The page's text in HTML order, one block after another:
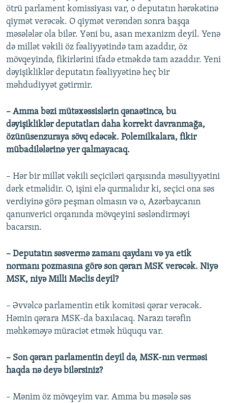
ötrü parlament komissiyası var, o deputatın hərəkətinə
qiymət verəcək. O qiymət verəndən sonra başqa
məsələlər ola bilər. Yəni bu, asan mexanizm deyil. Yenə
də millət vəkili öz fəaliyyətində tam azaddır, öz
mövqeyində, fikirlərini ifadə etməkdə tam azaddır. Yeni
dəyişikliklər deputatın fəaliyyətinə heç bir
məhdudiyyət gətirmir.
– Amma bəzi mütəxəssislərin qənaətincə, bu
dəyişikliklər deputatları daha korrekt davranmağa,
özünüsenzuraya sövq edəcək. Polemilkalara, fikir
mübadilələrinə yer qalmayacaq.
– Hər bir millət vəkili seçiciləri qarşısında məsuliyyətini
dərk etməlidir. O, işini elə qurmalıdır ki, seçici ona səs
verdiyinə görə peşman olmasın və o, Azərbaycanın
qanunverici orqanında mövqeyini səsləndirməyi
bacarsın.
– Deputatın səsvermə zamanı qaydanı və ya etik
normanı pozmasına görə son qərarı MSK verəcək. Niyə
MSK, niyə Milli Məclis deyil?
– Əvvəlcə parlamentin etik komitəsi qərar verəcək.
Həmin qərara MSK-da baxılacaq. Narazı tərəfin
məhkəməyə müraciət etmək hüququ var.
– Son qərarı parlamentin deyil də, MSK-nın verməsi
haqda nə deyə bilərsiniz?
– Mənim öz mövqeyim var. Amma bu məsələ səs